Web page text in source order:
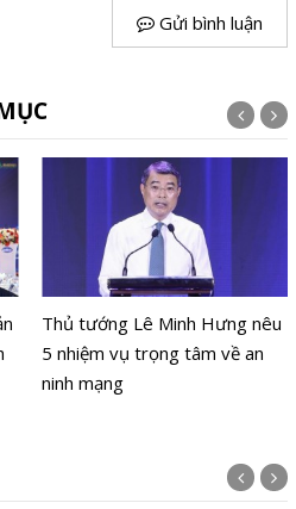
Gửi bình luận
Thủ tướng Lê Minh Hưng nêu
5 nhiệm vụ trọng tâm về an
ninh mạng